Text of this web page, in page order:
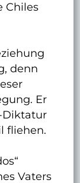
Chiles
denn
Er
Diktatur
fliehen.
Vaters